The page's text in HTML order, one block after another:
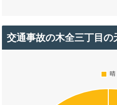
交通事故の木全三丁目の